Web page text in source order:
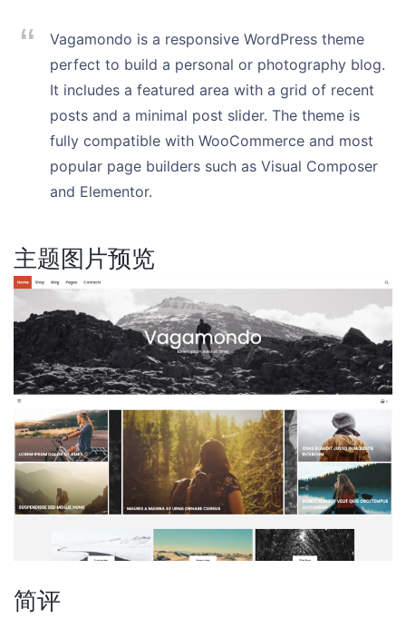
Vagamondo is a responsive WordPress theme
perfect to build a personal or photography blog.
It includes a featured area with a grid of recent
posts and a minimal post slider. The theme is
fully compatible with WooCommerce and most
popular page builders such as Visual Composer
and Elementor.
主题图片预览
简评